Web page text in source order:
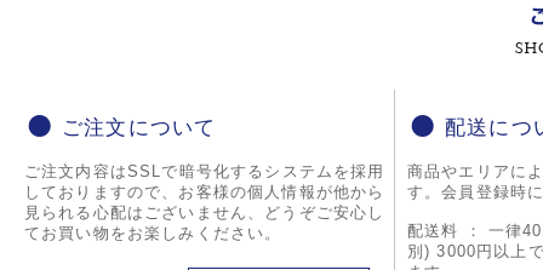
ご注文について
ご注文内容はSSLで暗号化するシステムを採用
しておりますので、お客様の個人情報が他から
見られる心配はございません、どうぞご安心し
てお買い物をお楽しみください。
配送につ
商品やエリアに
す。会員登録時
配送料 ： 一律
別) 3000円以上